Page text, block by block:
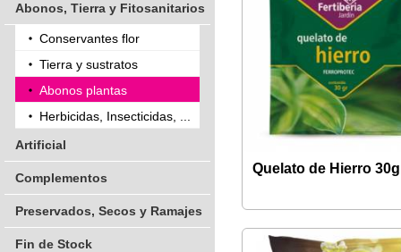
Abonos, Tierra y Fitosanitarios
Conservantes flor
Tierra y sustratos
Abonos plantas
Herbicidas, Insecticidas, ...
Artificial
Complementos
Preservados, Secos y Ramajes
Fin de Stock
Quelato de Hierro 30g